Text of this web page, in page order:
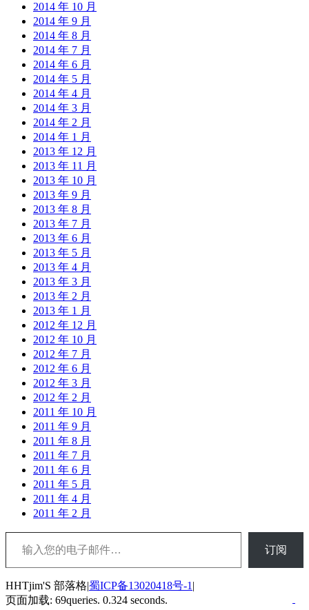
2014 年 10 月
2014 年 9 月
2014 年 8 月
2014 年 7 月
2014 年 6 月
2014 年 5 月
2014 年 4 月
2014 年 3 月
2014 年 2 月
2014 年 1 月
2013 年 12 月
2013 年 11 月
2013 年 10 月
2013 年 9 月
2013 年 8 月
2013 年 7 月
2013 年 6 月
2013 年 5 月
2013 年 4 月
2013 年 3 月
2013 年 2 月
2013 年 1 月
2012 年 12 月
2012 年 10 月
2012 年 7 月
2012 年 6 月
2012 年 3 月
2012 年 2 月
2011 年 10 月
2011 年 9 月
2011 年 8 月
2011 年 7 月
2011 年 6 月
2011 年 5 月
2011 年 4 月
2011 年 2 月
输入您的电子邮件…
订阅
HHTjim'S 部落格|蜀ICP备13020418号-1 |
页面加载: 69queries. 0.324 seconds.